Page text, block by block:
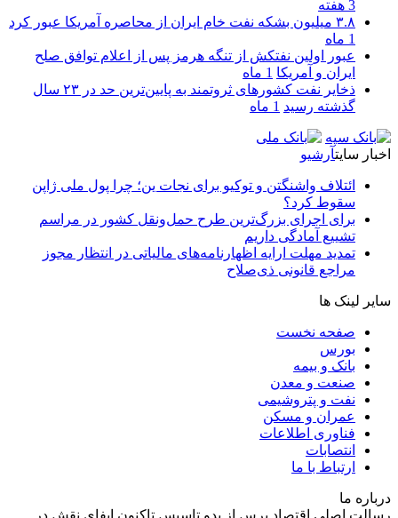
3 هفته
۳.۸ میلیون بشکه نفت خام ایران از محاصره آمریکا عبور کرد
1 ماه
عبور اولین نفتکش از تنگه هرمز پس از اعلام توافق صلح
ایران و آمریکا 1 ماه
ذخایر نفت کشورهای ثروتمند به پایین‌ترین حد در ۲۳ سال
گذشته رسید 1 ماه
اخبار سایتآرشیو
ائتلاف واشنگتن و توکیو برای نجات ین؛ چرا پول ملی ژاپن
سقوط کرد؟
برای اجرای بزرگ‌ترین طرح حمل‌ونقل کشور در مراسم
تشییع آمادگی داریم
تمدید مهلت ارایه اظهارنامه‌های مالیاتی در انتظار مجوز
مراجع قانونی ذی‌‏صلاح
سایر لینک ها
صفحه نخست
بورس
بانک و بیمه
صنعت و معدن
نفت و پتروشیمی
عمران و مسکن
فناوری اطلاعات
انتصابات
ارتباط با ما
درباره ما
رسالت اصلی اقتصاد پرس از بدو تاسیس تاکنون ایفای نقش در